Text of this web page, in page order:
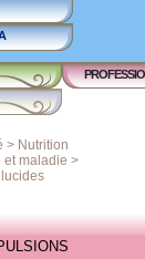
> Nutrition
et maladie >